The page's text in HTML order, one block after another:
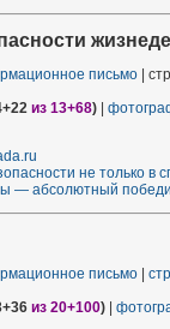
письмо |
из 13+68)
не только в
— абсолютный
письмо
из 20+100)